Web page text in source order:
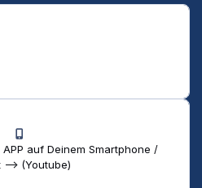
auf Deinem Smartphone /
--> (Youtube)